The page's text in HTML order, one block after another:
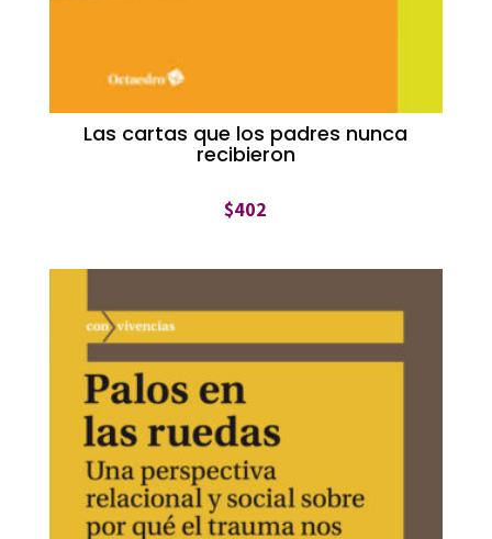
Las cartas que los padres nunca
recibieron
$402